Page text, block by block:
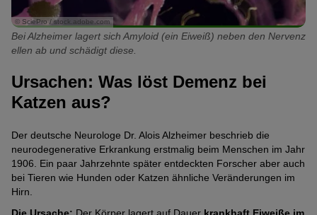
© SciePro / stock.adobe.com
Bei Alzheimer lagert sich Amyloid (ein Eiweiß) neben den Nervenz
ellen ab und schädigt diese.
Ursachen: Was löst Demenz bei
Katzen aus?
Der deutsche Neurologe Dr. Alois Alzheimer beschrieb die
neurodegenerative Erkrankung erstmalig beim Menschen im Jahr
1906. Ein paar Jahrzehnte später entdeckten Forscher aber auch
bei Tieren wie Hunden oder Katzen ähnliche Veränderungen im
Hirn.